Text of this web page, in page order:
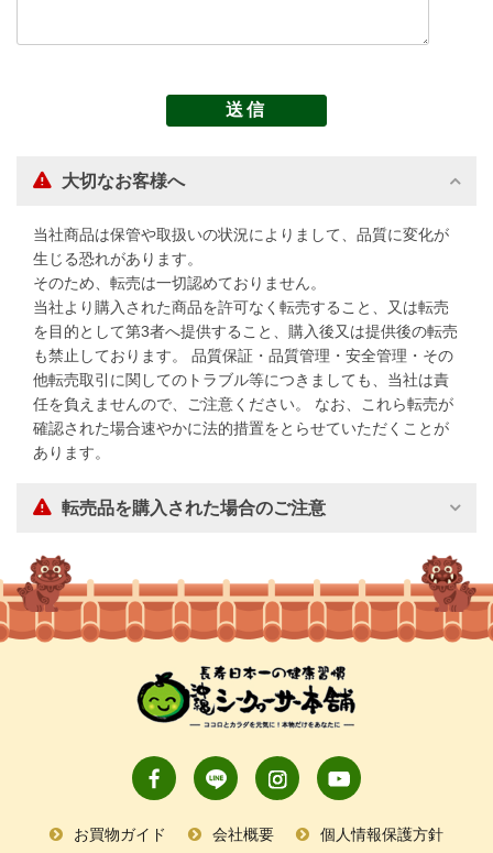
大切なお客様へ
当社商品は保管や取扱いの状況によりまして、品質に変化が
生じる恐れがあります。
そのため、転売は一切認めておりません。
当社より購入された商品を許可なく転売すること、又は転売
を目的として第3者へ提供すること、購入後又は提供後の転売
も禁止しております。 品質保証・品質管理・安全管理・その
他転売取引に関してのトラブル等につきましても、当社は責
任を負えませんので、ご注意ください。 なお、これら転売が
確認された場合速やかに法的措置をとらせていただくことが
あります。
転売品を購入された場合のご注意
お買物ガイド 会社概要 個人情報保護方針